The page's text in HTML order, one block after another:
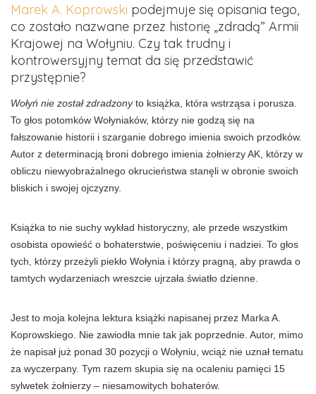
Marek A. Koprowski podejmuje się opisania tego,
co zostało nazwane przez historię „zdradą” Armii
Krajowej na Wołyniu. Czy tak trudny i
kontrowersyjny temat da się przedstawić
przystępnie?
Wołyń nie został zdradzonyto książka, która wstrząsa i porusza.
To głos potomków Wołyniaków, którzy nie godzą się na
fałszowanie historii i szarganie dobrego imienia swoich przodków.
Autor z determinacją broni dobrego imienia żołnierzy AK, którzy w
obliczu niewyobrażalnego okrucieństwa stanęli w obronie swoich
bliskich i swojej ojczyzny.
Książka to nie suchy wykład historyczny, ale przede wszystkim
osobista opowieść o bohaterstwie, poświęceniu i nadziei. To głos
tych, którzy przeżyli piekło Wołynia i którzy pragną, aby prawda o
tamtych wydarzeniach wreszcie ujrzała światło dzienne.
Jest to moja kolejna lektura książki napisanej przez Marka A.
Koprowskiego. Nie zawiodła mnie tak jak poprzednie. Autor, mimo
że napisał już ponad 30 pozycji o Wołyniu, wciąż nie uznał tematu
za wyczerpany. Tym razem skupia się na ocaleniu pamięci 15
sylwetek żołnierzy – niesamowitych bohaterów.